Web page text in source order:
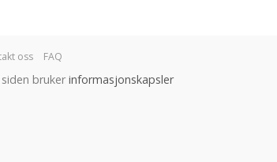
oss FAQ
brukerinformasjonskapsler